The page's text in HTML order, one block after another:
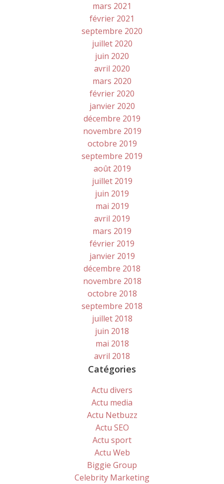
mars 2021
février 2021
septembre 2020
juillet 2020
juin 2020
avril 2020
mars 2020
février 2020
janvier 2020
décembre 2019
novembre 2019
octobre 2019
septembre 2019
août 2019
juillet 2019
juin 2019
mai 2019
avril 2019
mars 2019
février 2019
janvier 2019
décembre 2018
novembre 2018
octobre 2018
septembre 2018
juillet 2018
juin 2018
mai 2018
avril 2018
Catégories
Actu divers
Actu media
Actu Netbuzz
Actu SEO
Actu sport
Actu Web
Biggie Group
Celebrity Marketing